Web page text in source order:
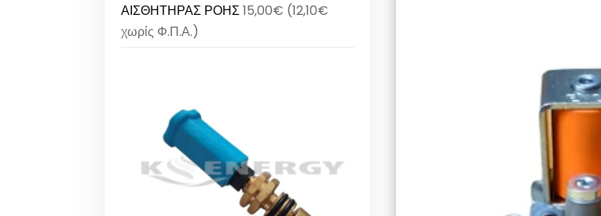
ΑΙΣΘΗΤΗΡΑΣ ΡΟΗΣ15,00€ (12,10€
χωρίς Φ.Π.Α.)